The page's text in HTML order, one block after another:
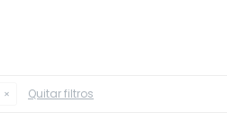
Quitar filtros